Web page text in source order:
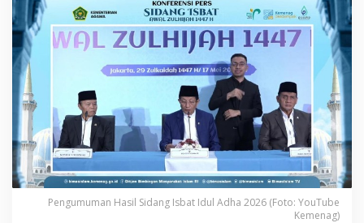
Pengumuman Hasil Sidang Isbat Idul Adha 2026 (Foto: YouTube
Kemenag)